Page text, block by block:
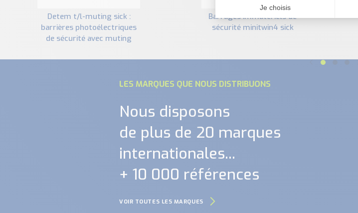
detem t/l-muting sick :
barrières photoélectriques
de sécurité avec muting
barrages immatériels de
sécurité minitwin4 sick
LES MARQUES QUE NOUS DISTRIBUONS
Nous disposons
de plus de 20 marques
internationales...
+ 10 000 références
VOIR TOUTES LES MARQUES